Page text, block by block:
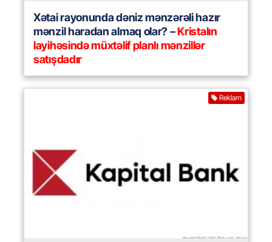
Xətai rayonunda dəniz mənzərəli hazır
mənzil haradan almaq olar? –Kristalın
layihəsində müxtəlif planlı mənzillər
satışdadır
Reklam